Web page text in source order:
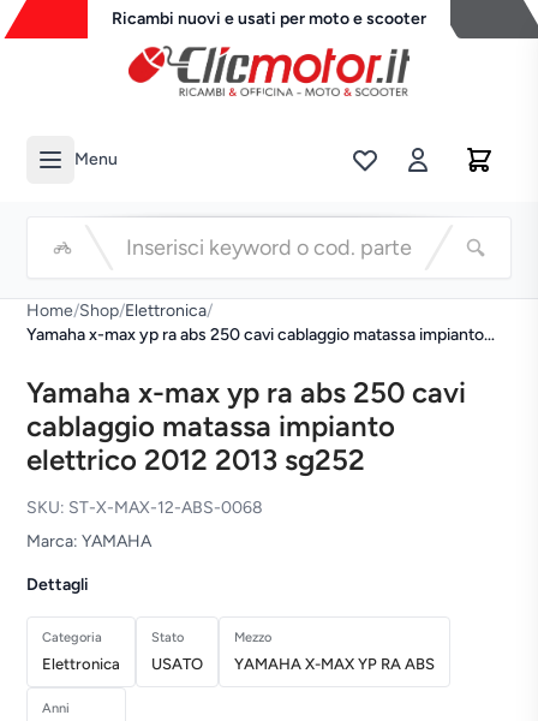
Ricambi nuovi e usati per moto e scooter
Menu
Home/Shop/Elettronica/
Yamaha x-max yp ra abs 250 cavi cablaggio matassa impianto
Yamaha x-max yp ra abs 250 cavi
cablaggio matassa impianto
elettrico 2012 2013 sg252
SKU: ST-X-MAX-12-ABS-0068
Marca: YAMAHA
Dettagli
Categoria
Elettronica
Stato
USATO
Mezzo
YAMAHA X-MAX YP RA ABS
Anni